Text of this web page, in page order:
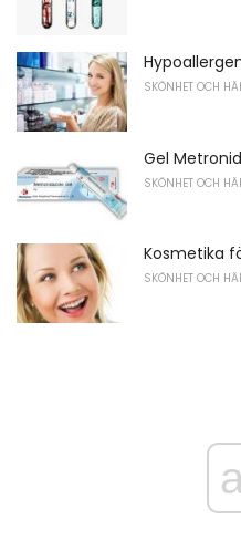
SKÖNHET OCH
Gel
SKÖNHET OCH
Kosmetika
SKÖNHET OCH